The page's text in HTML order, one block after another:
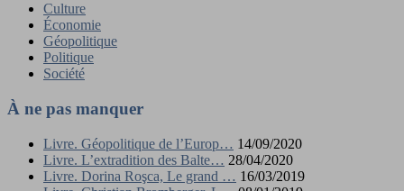
Culture
Économie
Géopolitique
Politique
Société
À ne pas manquer
Livre. Géopolitique de l’Europ… 14/09/2020
Livre. L’extradition des Balte… 28/04/2020
Livre. Dorina Roşca, Le grand … 16/03/2019